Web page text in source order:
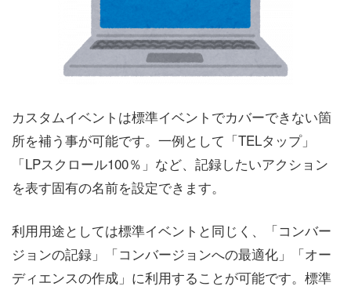
カスタムイベントは標準イベントでカバーできない箇
所を補う事が可能です。一例として「TELタップ」
「LPスクロール100％」など、記録したいアクション
を表す固有の名前を設定できます。
利用用途としては標準イベントと同じく、「コンバー
ジョンの記録」「コンバージョンへの最適化」「オー
ディエンスの作成」に利用することが可能です。標準